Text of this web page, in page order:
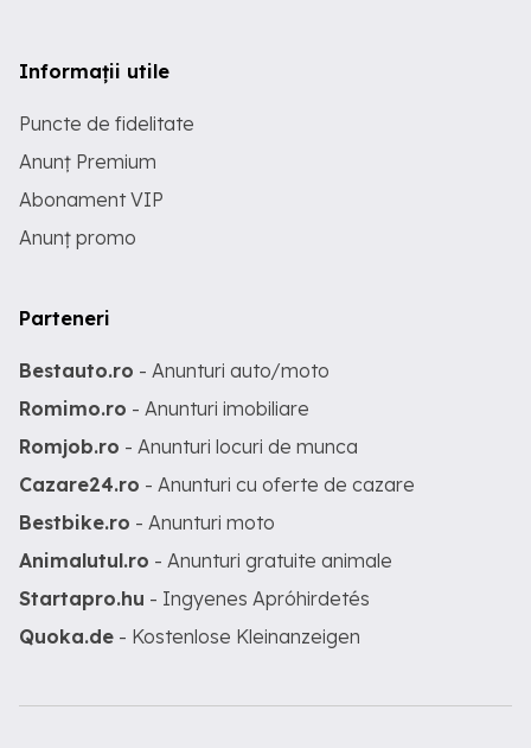
Informații utile
Puncte de fidelitate
Anunț Premium
Abonament VIP
Anunț promo
Parteneri
Bestauto.ro - Anunturi auto/moto
Romimo.ro - Anunturi imobiliare
Romjob.ro - Anunturi locuri de munca
Cazare24.ro - Anunturi cu oferte de cazare
Bestbike.ro - Anunturi moto
Animalutul.ro - Anunturi gratuite animale
Startapro.hu - Ingyenes Apróhirdetés
Quoka.de - Kostenlose Kleinanzeigen